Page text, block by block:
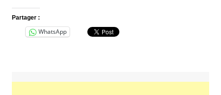
Partager :
WhatsApp